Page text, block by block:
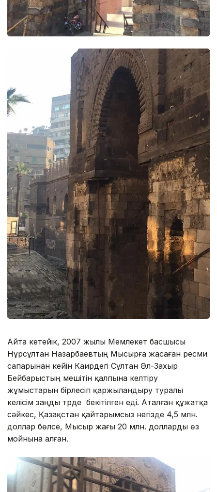
Айта кетейік, 2007 жылы Мемлекет басшысы
Нұрсұлтан Назарбаевтың Мысырға жасаған ресми
сапарынан кейін Каирдегі Сұлтан Әл-Заxыр
Бейбарыстың мешітін қалпына келтіру
жұмыстарын бірлесіп қаржыландыру туралы
келісім заңды түрде бекітілген еді. Аталған құжатқа
сәйкес, Қазақстан қайтарымсыз негізде 4,5 млн.
доллар бөлсе, Мысыр жағы 20 млн. долларды өз
мойнына алған.